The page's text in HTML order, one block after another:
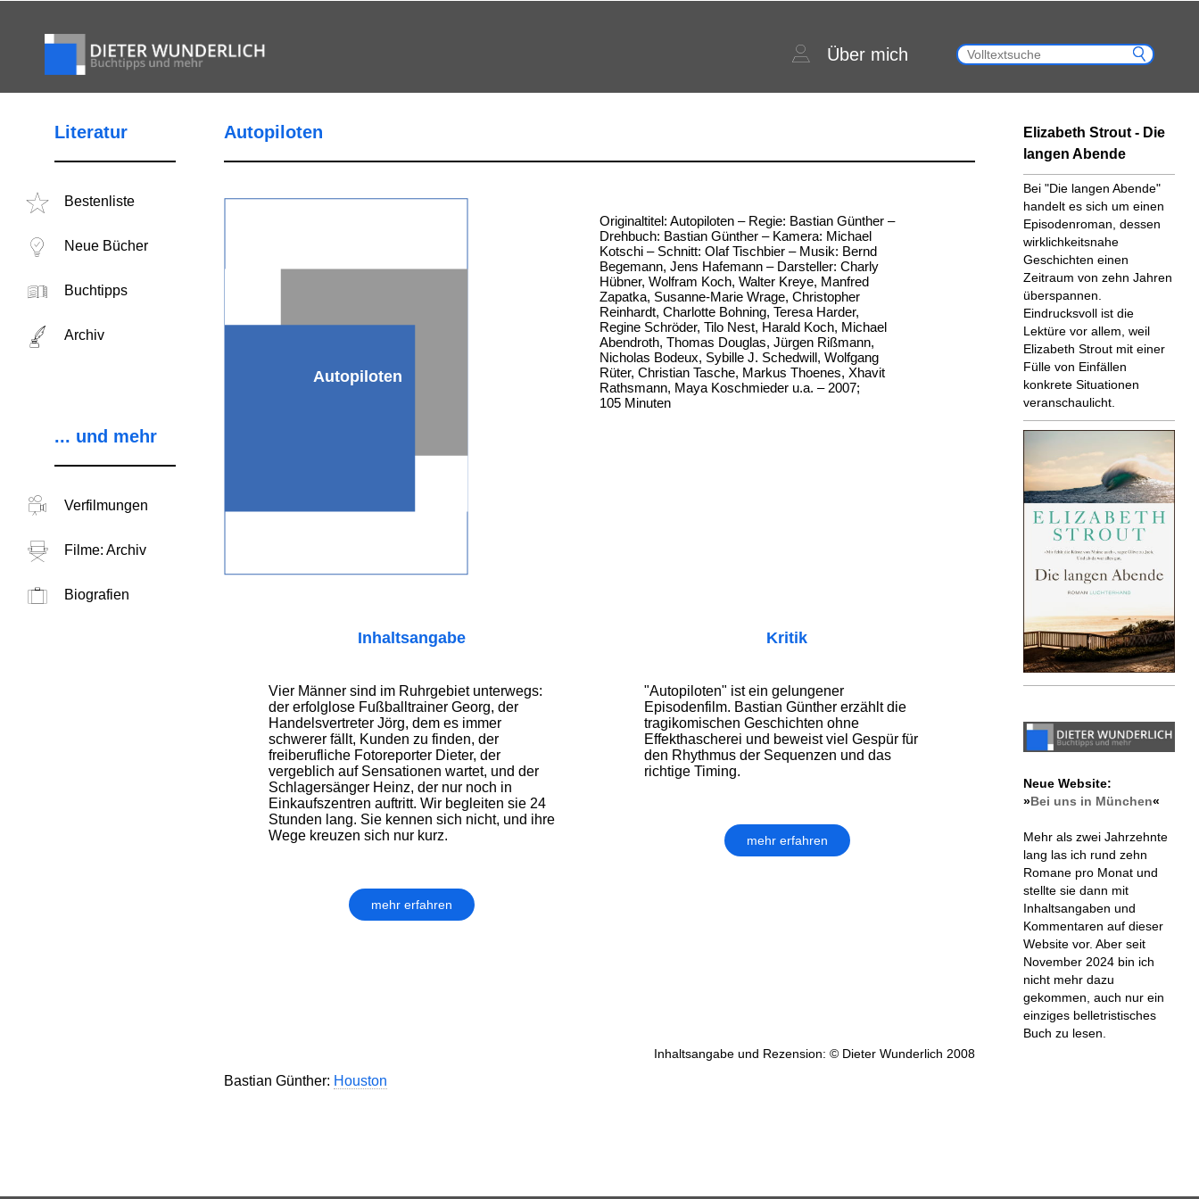
Über mich
Literatur
Bestenliste
Neue Bücher
Buchtipps
Archiv
... und mehr
Verfilmungen
Filme: Archiv
Biografien
Autopiloten
Autopiloten
Originaltitel: Autopiloten – Regie: Bastian Günther –
Drehbuch: Bastian Günther – Kamera: Michael
Kotschi – Schnitt: Olaf Tischbier – Musik: Bernd
Begemann, Jens Hafemann – Darsteller: Charly
Hübner, Wolfram Koch, Walter Kreye, Manfred
Zapatka, Susanne-Marie Wrage, Christopher
Reinhardt, Charlotte Bohning, Teresa Harder,
Regine Schröder, Tilo Nest, Harald Koch, Michael
Abendroth, Thomas Douglas, Jürgen Rißmann,
Nicholas Bodeux, Sybille J. Schedwill, Wolfgang
Rüter, Christian Tasche, Markus Thoenes, Xhavit
Rathsmann, Maya Koschmieder u.a. – 2007;
105 Minuten
Inhaltsangabe
Vier Männer sind im Ruhrgebiet unterwegs:
der erfolglose Fußballtrainer Georg, der
Handelsvertreter Jörg, dem es immer
schwerer fällt, Kunden zu finden, der
freiberufliche Fotoreporter Dieter, der
vergeblich auf Sensationen wartet, und der
Schlagersänger Heinz, der nur noch in
Einkaufszentren auftritt. Wir begleiten sie 24
Stunden lang. Sie kennen sich nicht, und ihre
Wege kreuzen sich nur kurz.
mehr erfahren
Kritik
"Autopiloten" ist ein gelungener
Episodenfilm. Bastian Günther erzählt die
tragikomischen Geschichten ohne
Effekthascherei und beweist viel Gespür für
den Rhythmus der Sequenzen und das
richtige Timing.
mehr erfahren
Inhaltsangabe und Rezension: © Dieter Wunderlich 2008
Bastian Günther: Houston
Elizabeth Strout - Die
langen Abende
Bei "Die langen Abende"
handelt es sich um einen
Episodenroman, dessen
wirklichkeitsnahe
Geschichten einen
Zeitraum von zehn Jahren
überspannen.
Eindrucksvoll ist die
Lektüre vor allem, weil
Elizabeth Strout mit einer
Fülle von Einfällen
konkrete Situationen
veranschaulicht.
Neue Website:
»Bei uns in München«
Mehr als zwei Jahrzehnte
lang las ich rund zehn
Romane pro Monat und
stellte sie dann mit
Inhaltsangaben und
Kommentaren auf dieser
Website vor. Aber seit
November 2024 bin ich
nicht mehr dazu
gekommen, auch nur ein
einziges belletristisches
Buch zu lesen.